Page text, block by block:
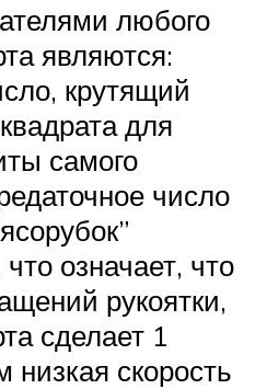
любого
являются:
крутящий
для
самого
число
означает, что
рукоятки,
сделает 1
скорость